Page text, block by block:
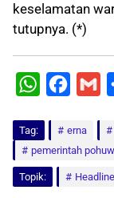
keselamatan
tutupnya. (*)
W
t
s
c
e
b
a
i
l
Tag: erna
pemerintah
Topik: